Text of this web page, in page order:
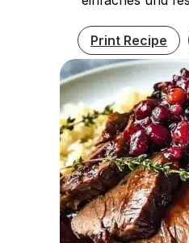
Print Recipe